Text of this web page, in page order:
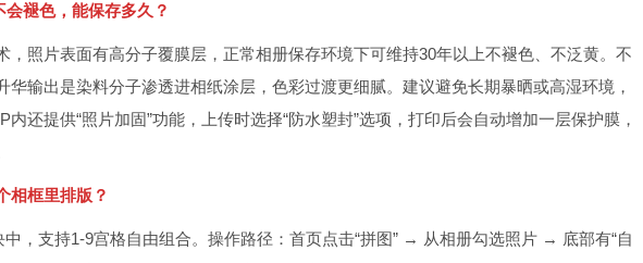
褪色，能保存多久？
，照片表面有高分子覆膜层，正常相册保存环境下可维持30年以上不褪色、不泛黄。不
华输出是染料分子渗透进相纸涂层，色彩过渡更细腻。建议避免长期暴晒或高湿环境，
还提供“照片加固”功能，上传时选择“防水塑封”选项，打印后会自动增加一层保护膜，
相框里排版？
中，支持1-9宫格自由组合。操作路径：首页点击“拼图” → 从相册勾选照片 → 底部有“自